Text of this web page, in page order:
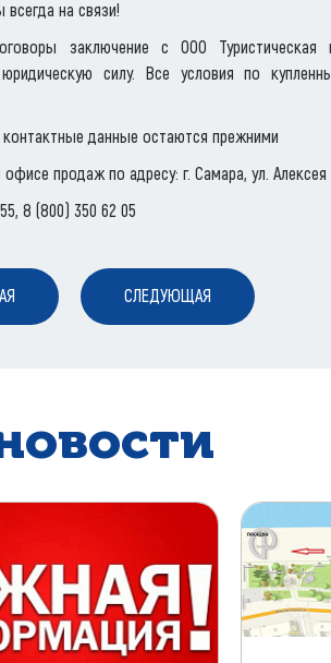
на связи!
заключение с ООО Туристическая
силу. Все условия по
данные остаются прежними
продаж по адресу: г. Самара, ул. Алексея
8 (800) 350 62 05
СЛЕДУЮЩАЯ